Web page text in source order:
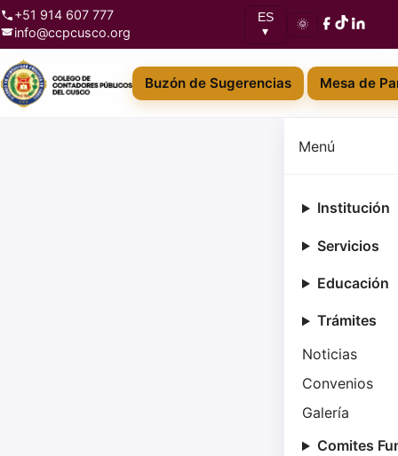
+51 914 607 777
info@ccpcusco.org
ES
▾
🌞
Buzón de Sugerencias Mesa de
Menú
Institución
Servicios
Educación
Trámites
Noticias
Convenios
Galería
Comites